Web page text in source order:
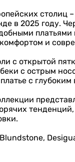
столиц
в 2025 году.
платьями
и
с открытой
с острым
с глубоким
тенденций,